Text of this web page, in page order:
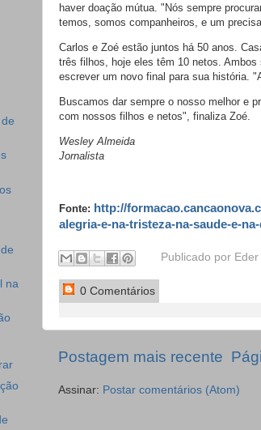
haver doação mútua. "Nós sempre
temos, somos companheiros, e um
Carlos e Zoé estão juntos há 50 anos.
três filhos, hoje eles têm 10 netos.
escrever um novo final para sua história.
Buscamos dar sempre o nosso melhor e
com nossos filhos e netos", finaliza Zoé.
Wesley Almeida
Jornalista
Fonte: http://
alegria-e-na-tristeza-na-saude-e-
Publicado por
0 Comentários
Postagem mais recente
Assinar: Postar comentários (Atom)
na